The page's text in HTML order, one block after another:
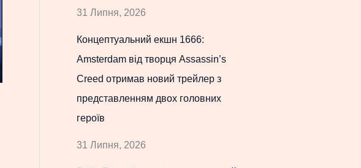
31 Липня, 2026
Концептуальний екшн 1666:
Amsterdam від творця Assassin’s
Creed отримав новий трейлер з
представленням двох головних
героїв
31 Липня, 2026